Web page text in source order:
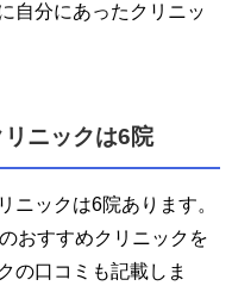
自分にあったクリニッ
ニックは6院
ニックは6院あります。
おすすめクリニックを
の口コミも記載しま